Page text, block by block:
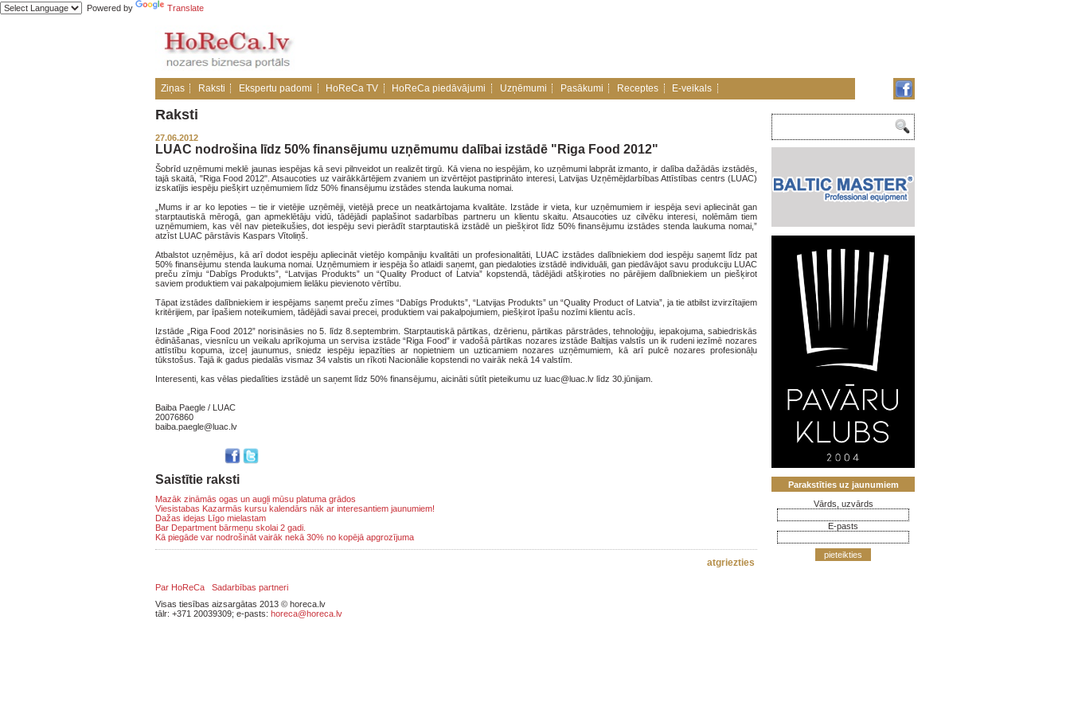
Powered by Translate
Ziņas Raksti Ekspertu padomi HoReCa TV HoReCa piedāvājumi Uzņēmumi Pasākumi Receptes E-veikals
Raksti
27.06.2012
LUAC nodrošina līdz 50% finansējumu uzņēmumu dalībai izstādē "Riga Food 2012"
Šobrīd uzņēmumi meklē jaunas iespējas kā sevi pilnveidot un realizēt tirgū. Kā viena no iespējām, ko uzņēmumi labprāt izmanto, ir dalība dažādās izstādēs,
tajā skaitā, "Riga Food 2012". Atsaucoties uz vairākkārtējiem zvaniem un izvērtējot pastiprināto interesi, Latvijas Uzņēmējdarbības Attīstības centrs (LUAC)
izskatījis iespēju piešķirt uzņēmumiem līdz 50% finansējumu izstādes stenda laukuma nomai.
„Mums ir ar ko lepoties – tie ir vietējie uzņēmēji, vietējā prece un neatkārtojama kvalitāte. Izstāde ir vieta, kur uzņēmumiem ir iespēja sevi apliecināt gan
starptautiskā mērogā, gan apmeklētāju vidū, tādējādi paplašinot sadarbības partneru un klientu skaitu. Atsaucoties uz cilvēku interesi, nolēmām tiem
uzņēmumiem, kas vēl nav pieteikušies, dot iespēju sevi pierādīt starptautiskā izstādē un piešķirot līdz 50% finansējumu izstādes stenda laukuma nomai,”
atzīst LUAC pārstāvis Kaspars Vītoliņš.
Atbalstot uzņēmējus, kā arī dodot iespēju apliecināt vietējo kompāniju kvalitāti un profesionalitāti, LUAC izstādes dalībniekiem dod iespēju saņemt līdz pat
50% finansējumu stenda laukuma nomai. Uzņēmumiem ir iespēja šo atlaidi saņemt, gan piedaloties izstādē individuāli, gan piedāvājot savu produkciju LUAC
preču zīmju “Dabīgs Produkts”, “Latvijas Produkts” un “Quality Product of Latvia” kopstendā, tādējādi atšķiroties no pārējiem dalībniekiem un piešķirot
saviem produktiem vai pakalpojumiem lielāku pievienoto vērtību.
Tāpat izstādes dalībniekiem ir iespējams saņemt preču zīmes “Dabīgs Produkts”, “Latvijas Produkts” un “Quality Product of Latvia”, ja tie atbilst izvirzītajiem
kritērijiem, par īpašiem noteikumiem, tādējādi savai precei, produktiem vai pakalpojumiem, piešķirot īpašu nozīmi klientu acīs.
Izstāde „Riga Food 2012” norisināsies no 5. līdz 8.septembrim. Starptautiskā pārtikas, dzērienu, pārtikas pārstrādes, tehnoloģiju, iepakojuma, sabiedriskās
ēdināšanas, viesnīcu un veikalu aprīkojuma un servisa izstāde “Riga Food” ir vadošā pārtikas nozares izstāde Baltijas valstīs un ik rudeni iezīmē nozares
attīstību kopuma, izceļ jaunumus, sniedz iespēju iepazīties ar nopietniem un uzticamiem nozares uzņēmumiem, kā arī pulcē nozares profesionāļu
tūkstošus. Tajā ik gadus piedalās vismaz 34 valstis un rīkoti Nacionālie kopstendi no vairāk nekā 14 valstīm.
Interesenti, kas vēlas piedalīties izstādē un saņemt līdz 50% finansējumu, aicināti sūtīt pieteikumu uz luac@luac.lv līdz 30.jūnijam.
Baiba Paegle / LUAC
20076860
baiba.paegle@luac.lv
Saistītie raksti
Mazāk zināmās ogas un augļi mūsu platuma grādos
Viesistabas Kazarmās kursu kalendārs nāk ar interesantiem jaunumiem!
Dažas idejas Līgo mielastam
Bar Department bārmeņu skolai 2 gadi.
Kā piegāde var nodrošināt vairāk nekā 30% no kopējā apgrozījuma
atgriezties
Parakstīties uz jaunumiem
Vārds, uzvārds
E-pasts
pieteikties
Par HoReCa
Sadarbības partneri
Visas tiesības aizsargātas 2013 © horeca.lv
tālr: +371 20039309; e-pasts: horeca@horeca.lv